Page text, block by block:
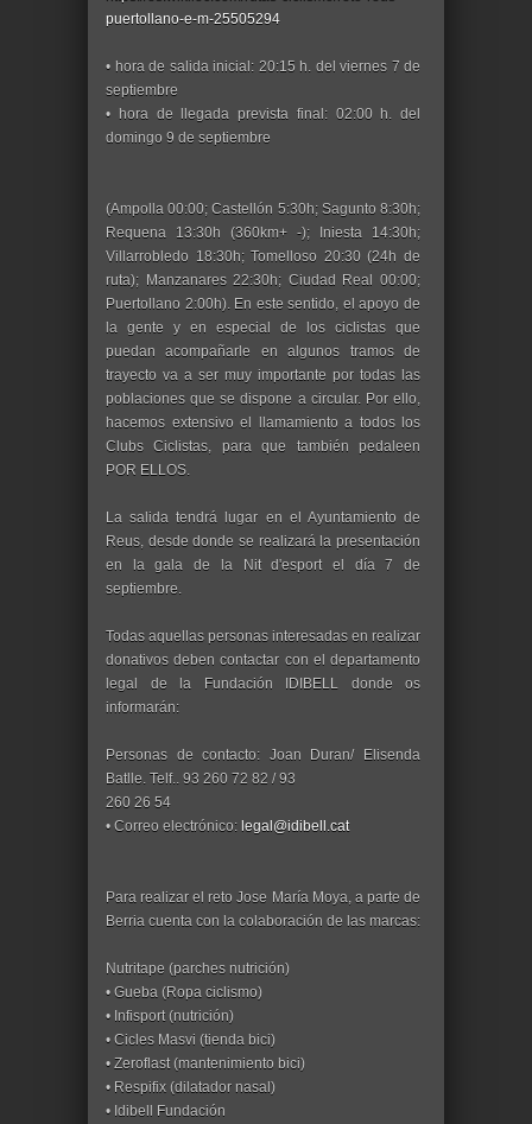
puertollano-e-m-25505294
• hora de salida inicial: 20:15 h. del viernes 7 de
septiembre
• hora de llegada prevista final: 02:00 h. del
domingo 9 de septiembre
(Ampolla 00:00; Castellón 5:30h; Sagunto 8:30h;
Requena 13:30h (360km+ -); Iniesta 14:30h;
Villarrobledo 18:30h; Tomelloso 20:30 (24h de
ruta); Manzanares 22:30h; Ciudad Real 00:00;
Puertollano 2:00h). En este sentido, el apoyo de
la gente y en especial de los ciclistas que
puedan acompañarle en algunos tramos de
trayecto va a ser muy importante por todas las
poblaciones que se dispone a circular. Por ello,
hacemos extensivo el llamamiento a todos los
Clubs Ciclistas, para que también pedaleen
POR ELLOS.
La salida tendrá lugar en el Ayuntamiento de
Reus, desde donde se realizará la presentación
en la gala de la Nit d'esport el día 7 de
septiembre.
Todas aquellas personas interesadas en realizar
donativos deben contactar con el departamento
legal de la Fundación IDIBELL donde os
informarán:
Personas de contacto: Joan Duran/ Elisenda
Batlle. Telf.. 93 260 72 82 / 93
260 26 54
• Correo electrónico: legal@idibell.cat
Para realizar el reto Jose María Moya, a parte de
Berria cuenta con la colaboración de las marcas:
Nutritape (parches nutrición)
• Gueba (Ropa ciclismo)
• Infisport (nutrición)
• Cicles Masvi (tienda bici)
• Zeroflast (mantenimiento bici)
• Respifix (dilatador nasal)
• Idibell Fundación